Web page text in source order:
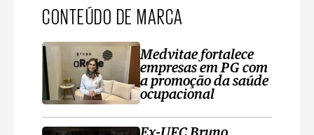
CONTEÚDO DE MARCA
Medvitae fortalece
empresas em PG com
a promoção da saúde
ocupacional